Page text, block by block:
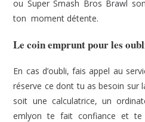
ou Super Smash Bros Brawl
ton moment détente.
Le coin emprunt pour les
En cas d’oubli, fais appel au
réserve ce dont tu as besoin sur
soit une calculatrice, un
emlyon te fait confiance et